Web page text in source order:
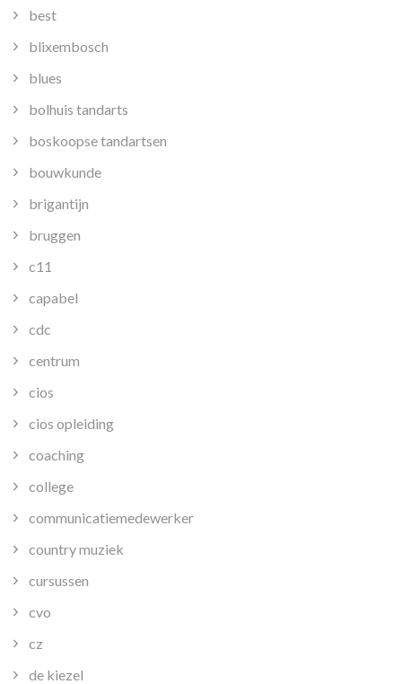
best
blixembosch
blues
bolhuis tandarts
boskoopse tandartsen
bouwkunde
brigantijn
bruggen
c11
capabel
cdc
centrum
cios
cios opleiding
coaching
college
communicatiemedewerker
country muziek
cursussen
cvo
cz
de kiezel